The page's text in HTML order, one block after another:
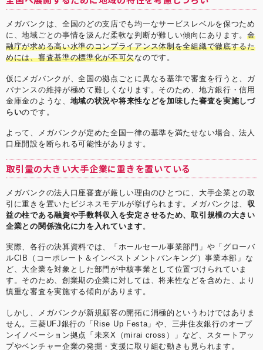
メガバンクは、全国のどの支店でも均一なサービスレベルを保つため
に、地域ごとの事情を汲んだ柔軟な判断が難しい傾向にあります。 金
融庁が求める高い水準のコンプライアンス体制を全組織で徹底するた
めには、審査基準の標準化が不可欠なのです。
仮にメガバンクが、全国の拠点ごとに異なる基準で審査を行うと、ガ
バナンスの維持が極めて難しくなります。そのため、地方銀行・信用
金庫金のような、 地域の状況や将来性などを加味した審査を実施しづ
らいのです。
よって、メガバンクが定めた全国一律の基準を満たせない場合、法人
口座開設を断られる可能性があります。
取引量の大きい大手企業に重きを置いている
メガバンクの法人口座審査が厳しい理由のひとつに、大手企業との取
引に重きを置いたビジネスモデルが挙げられます。メガバンクは、 収
益の柱である融資や手数料収入を安定させるため、取引規模の大きい
企業との関係強化に力を入れています。
実際、各行の決算資料では、「ホールセール事業部門」や「グローバ
ルCIB（コーポレート＆インベストメントバンキング）事業本部」な
ど、大企業を対象とした部門が中核事業として位置づけられていま
す。そのため、創業期の企業に対しては、将来性などを含めた、より
慎重な審査を実施する傾向があります。
しかし、メガバンクが新規顧客の開拓に消極的というわけではありま
せん。三菱UFJ銀行の「Rise Up Festa」や、三井住友銀行のオープ
ンイノベーション拠点「未来X（mirai cross）」など、スタートアッ
プやベンチャー企業の発掘・支援に取り組む動きも見られます。